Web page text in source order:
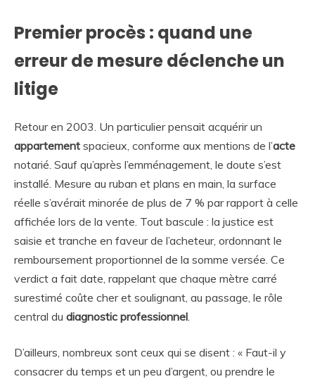
Premier procès : quand une
erreur de mesure déclenche un
litige
Retour en 2003. Un particulier pensait acquérir un
appartement spacieux, conforme aux mentions de l’acte
notarié. Sauf qu’après l’emménagement, le doute s’est
installé. Mesure au ruban et plans en main, la surface
réelle s’avérait minorée de plus de 7 % par rapport à celle
affichée lors de la vente. Tout bascule : la justice est
saisie et tranche en faveur de l’acheteur, ordonnant le
remboursement proportionnel de la somme versée. Ce
verdict a fait date, rappelant que chaque mètre carré
surestimé coûte cher et soulignant, au passage, le rôle
central du diagnostic professionnel
D’ailleurs, nombreux sont ceux qui se disent : « Faut-il y
consacrer du temps et un peu d’argent, ou prendre le